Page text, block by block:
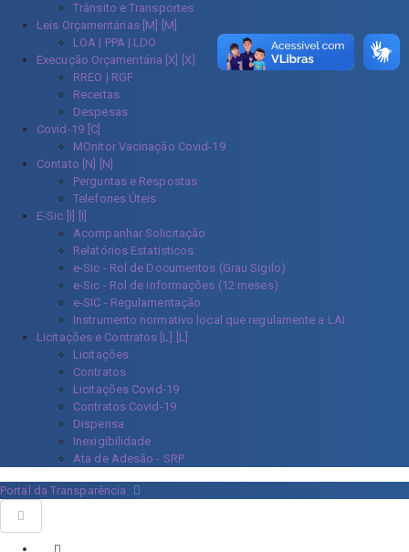
Trânsito e Transportes
Leis Orçamentárias [M]
LOA | PPA | LDO
Execução Orçamentária [X]
RREO | RGF
Receitas
Despesas
Covid-19
MOnitor Vacinação Covid-19
Contato [N]
Perguntas e Respostas
Telefones Úteis
E-Sic [I]
Acompanhar Solicitação
Relatórios Estatísticos
e-Sic - Rol de Documentos (Grau Sigilo)
e-Sic - Rol de informações (12 meses)
e-SIC - Regulamentação
Instrumento normativo local que regulamente a LAI
Licitações e Contratos [L]
Licitações
Contratos
Licitações Covid-19
Contratos Covid-19
Dispensa
Inexigibilidade
Ata de Adesão - SRP
Portal da Transparência